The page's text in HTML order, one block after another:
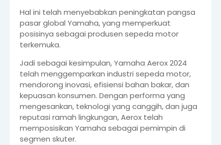
Hal ini telah menyebabkan peningkatan pangsa
pasar global Yamaha, yang memperkuat
posisinya sebagai produsen sepeda motor
terkemuka.
Jadi sebagai kesimpulan, Yamaha Aerox 2024
telah menggemparkan industri sepeda motor,
mendorong inovasi, efisiensi bahan bakar, dan
kepuasan konsumen. Dengan performa yang
mengesankan, teknologi yang canggih, dan juga
reputasi ramah lingkungan, Aerox telah
memposisikan Yamaha sebagai pemimpin di
segmen skuter.